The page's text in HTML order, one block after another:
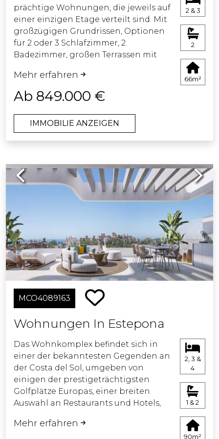
prächtige Wohnungen, die jeweils auf
einer einzigen Etage verteilt sind. Mit
großzügigen Grundrissen, Optionen
für 2 oder 3 Schlafzimmer, 2
Badezimmer, großen Terrassen mit
und vollständig ausgestattet mit
Einbauküche, Klimaanlage, Heizung
und einem externen
Doppelverglasungssystem, unter
anderem. Die
über ein Solarium und einen Rooftop-
Pool verfügen.
durch sein elegantes und
zeitgenössisches architektonisches
Design aus, das landschaftlich
gestaltete Erholungsbereiche nahtlos
mit einem Gemeinschaftspool,
Fitnessstudio, Spa, Coworking-
Bereich, Kino, Parkplätzen und
Abstellräumen integriert.
Das Projekt wurde von einem
erstellt, der besonderen Wert auf
Details und Ausführungen legt. Um
sicherzustellen, dass das Endprodukt
die Erwartungen der Kunden erfüllt,
wurde ein bekanntes Architekturbüro
engagiert, das sich auf
zeitgenössisches Design spezialisiert
Mehr erfahren
Ab 849.000 €
IMMOBILIE ANZEIGEN
2 & 3
2
66m²
Previous Next
MCO4089163
Wohnungen In Estepona
Das Wohnkomplex befindet sich in
einer der bekanntesten Gegenden an
der Costa del Sol, umgeben von
einigen der prestigeträchtigsten
Golfplätze Europas, einer breiten
Auswahl an Restaurants und Hotels,
Einkaufsbereichen.
Mehr erfahren
2, 3 &
4
1 & 2
90m²